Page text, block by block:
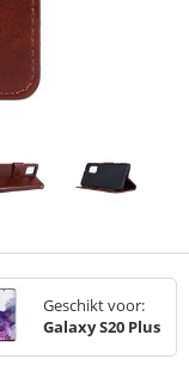
Geschikt voor:
Galaxy S20 Plus